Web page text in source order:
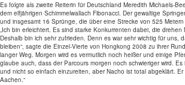
Es folgte als zweite Reiterin für Deutschland Meredith Michaels-
dem elfjährigen Schimmelwallach Fibonacci. Der gewaltige
und insgesamt 16 Sprünge, die über eine Strecke von 525
„Ich bin erleichtert. Es sind starke Konkurrenten dabei, die drehen
Deshalb bin ich sehr zufrieden. Denn es war sehr wichtig für uns,
bleiben“, sagte die Einzel-Vierte von Hongkong 2008 zu ihrer
langer Weg. Morgen wird es vermutlich noch heißer und einige
glaube auch, dass der Parcours morgen noch schwieriger wird.
und nicht so einfach einzureiten, aber Nacho ist total abgeklärt.
Aachen.“